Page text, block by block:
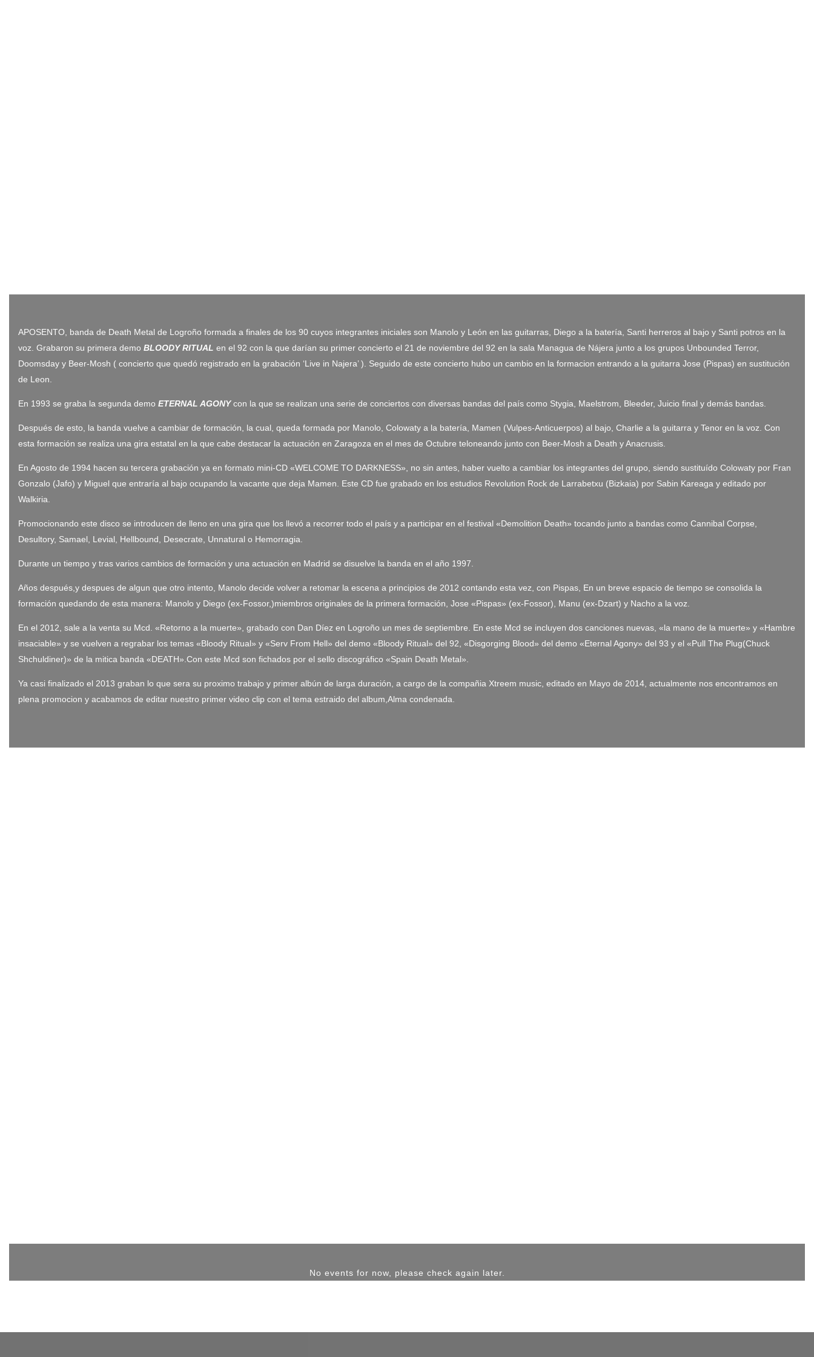
APOSENTO, banda de Death Metal de Logroño formada a finales de los 90 cuyos integrantes iniciales son Manolo y León en las guitarras, Diego a la batería, Santi herreros al bajo y Santi potros en la
voz. Grabaron su primera demo BLOODY RITUAL en el 92 con la que darían su primer concierto el 21 de noviembre del 92 en la sala Managua de Nájera junto a los grupos Unbounded Terror,
Doomsday y Beer-Mosh ( concierto que quedó registrado en la grabación ‘Live in Najera’ ). Seguido de este concierto hubo un cambio en la formacion entrando a la guitarra Jose (Pispas) en sustitución
de Leon.
En 1993 se graba la segunda demo ETERNAL AGONYcon la que se realizan una serie de conciertos con diversas bandas del país como Stygia, Maelstrom, Bleeder, Juicio final y demás bandas.
Después de esto, la banda vuelve a cambiar de formación, la cual, queda formada por Manolo, Colowaty a la batería, Mamen (Vulpes-Anticuerpos) al bajo, Charlie a la guitarra y Tenor en la voz. Con
esta formación se realiza una gira estatal en la que cabe destacar la actuación en Zaragoza en el mes de Octubre teloneando junto con Beer-Mosh a Death y Anacrusis.
En Agosto de 1994 hacen su tercera grabación ya en formato mini-CD «WELCOME TO DARKNESS», no sin antes, haber vuelto a cambiar los integrantes del grupo, siendo sustituído Colowaty por Fran
Gonzalo (Jafo) y Miguel que entraría al bajo ocupando la vacante que deja Mamen. Este CD fue grabado en los estudios Revolution Rock de Larrabetxu (Bizkaia) por Sabin Kareaga y editado por
Walkiria.
Promocionando este disco se introducen de lleno en una gira que los llevó a recorrer todo el país y a participar en el festival «Demolition Death» tocando junto a bandas como Cannibal Corpse,
Desultory, Samael, Levial, Hellbound, Desecrate, Unnatural o Hemorragia.
Durante un tiempo y tras varios cambios de formación y una actuación en Madrid se disuelve la banda en el año 1997.
Años después,y despues de algun que otro intento, Manolo decide volver a retomar la escena a principios de 2012 contando esta vez, con Pispas, En un breve espacio de tiempo se consolida la
formación quedando de esta manera: Manolo y Diego (ex-Fossor,)miembros originales de la primera formación, Jose «Pispas» (ex-Fossor), Manu (ex-Dzart) y Nacho a la voz.
En el 2012, sale a la venta su Mcd. «Retorno a la muerte», grabado con Dan Díez en Logroño un mes de septiembre. En este Mcd se incluyen dos canciones nuevas, «la mano de la muerte» y «Hambre
insaciable» y se vuelven a regrabar los temas «Bloody Ritual» y «Serv From Hell» del demo «Bloody Ritual» del 92, «Disgorging Blood» del demo «Eternal Agony» del 93 y el «Pull The Plug(Chuck
Shchuldiner)» de la mitica banda «DEATH».Con este Mcd son fichados por el sello discográfico «Spain Death Metal».
Ya casi finalizado el 2013 graban lo que sera su proximo trabajo y primer albún de larga duración, a cargo de la compañia Xtreem music, editado en Mayo de 2014, actualmente nos encontramos en
plena promocion y acabamos de editar nuestro primer video clip con el tema estraido del album,Alma condenada.
No events for now, please check again later.